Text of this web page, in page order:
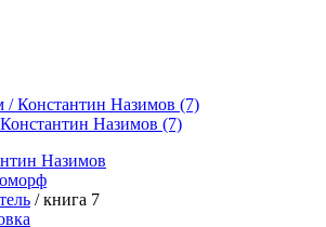
Назимов (7)
Назимов
/ книга 7